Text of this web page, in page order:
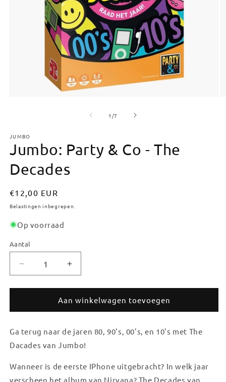
1 /van
7
JUMBO
Jumbo: Party & Co - The
Decades
Normale
prijs
€12,00 EUR
Belastingen inbegrepen.
Op voorraad
Aantal
Aantal
Aantal
verlagen
voor
Party
Co
-
Decades
Aantal
verhogen
voor
Jumbo:
Party
Co
-
Decades
Aan winkelwagen toevoegen
Ga terug naar de jaren 80, 90's, 00's, en 10's met The
Dacades van Jumbo!
Wanneer is de eerste IPhone uitgebracht? In welk jaar
verscheen het album van Nirvana? The Decades van